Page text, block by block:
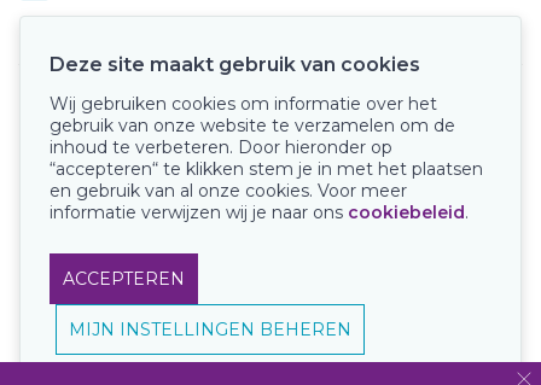
Onze keurmerken
Deze site maakt gebruik van cookies
Wij gebruiken cookies om informatie over het
gebruik van onze website te verzamelen om de
inhoud te verbeteren. Door hieronder op
“accepteren“ te klikken stem je in met het plaatsen
en gebruik van al onze cookies. Voor meer
informatie verwijzen wij je naar ons cookiebeleid.
ACCEPTEREN
MIJN INSTELLINGEN BEHEREN